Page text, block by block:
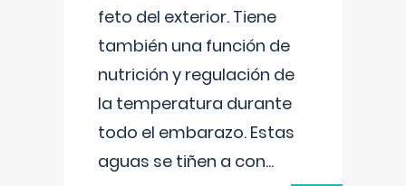
feto del exterior. Tiene
también una función de
nutrición y regulación de
la temperatura durante
todo el embarazo. Estas
aguas se tiñen a con...